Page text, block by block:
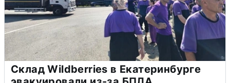
Склад Wildberries в Екатеринбурге